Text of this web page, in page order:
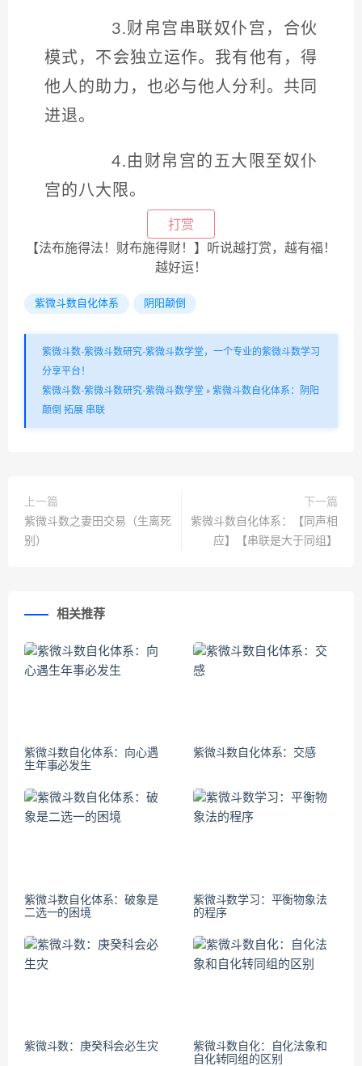
3.财帛宫串联奴仆宫，合伙
模式，不会独立运作。我有他有，得
他人的助力，也必与他人分利。共同
进退。
4.由财帛宫的五大限至奴仆
宫的八大限。
打赏
【法布施得法！财布施得财！】听说越打赏，越有福！
越好运！
紫微斗数自化体系 阴阳颠倒
紫微斗数-紫微斗数研究-紫微斗数学堂，一个专业的紫微斗数学习
分享平台！
紫微斗数-紫微斗数研究-紫微斗数学堂 » 紫微斗数自化体系：阴阳
颠倒 拓展 串联
上一篇
紫微斗数之妻田交易（生离死
别）
下一篇
紫微斗数自化体系：【同声相
应】【串联是大于同组】
相关推荐
紫微斗数自化体系：向心遇
生年事必发生
紫微斗数自化体系：交感
紫微斗数自化体系：破象是
二选一的困境
紫微斗数学习：平衡物象法
的程序
紫微斗数：庚癸科会必生灾
紫微斗数自化：自化法象和
自化转同组的区别